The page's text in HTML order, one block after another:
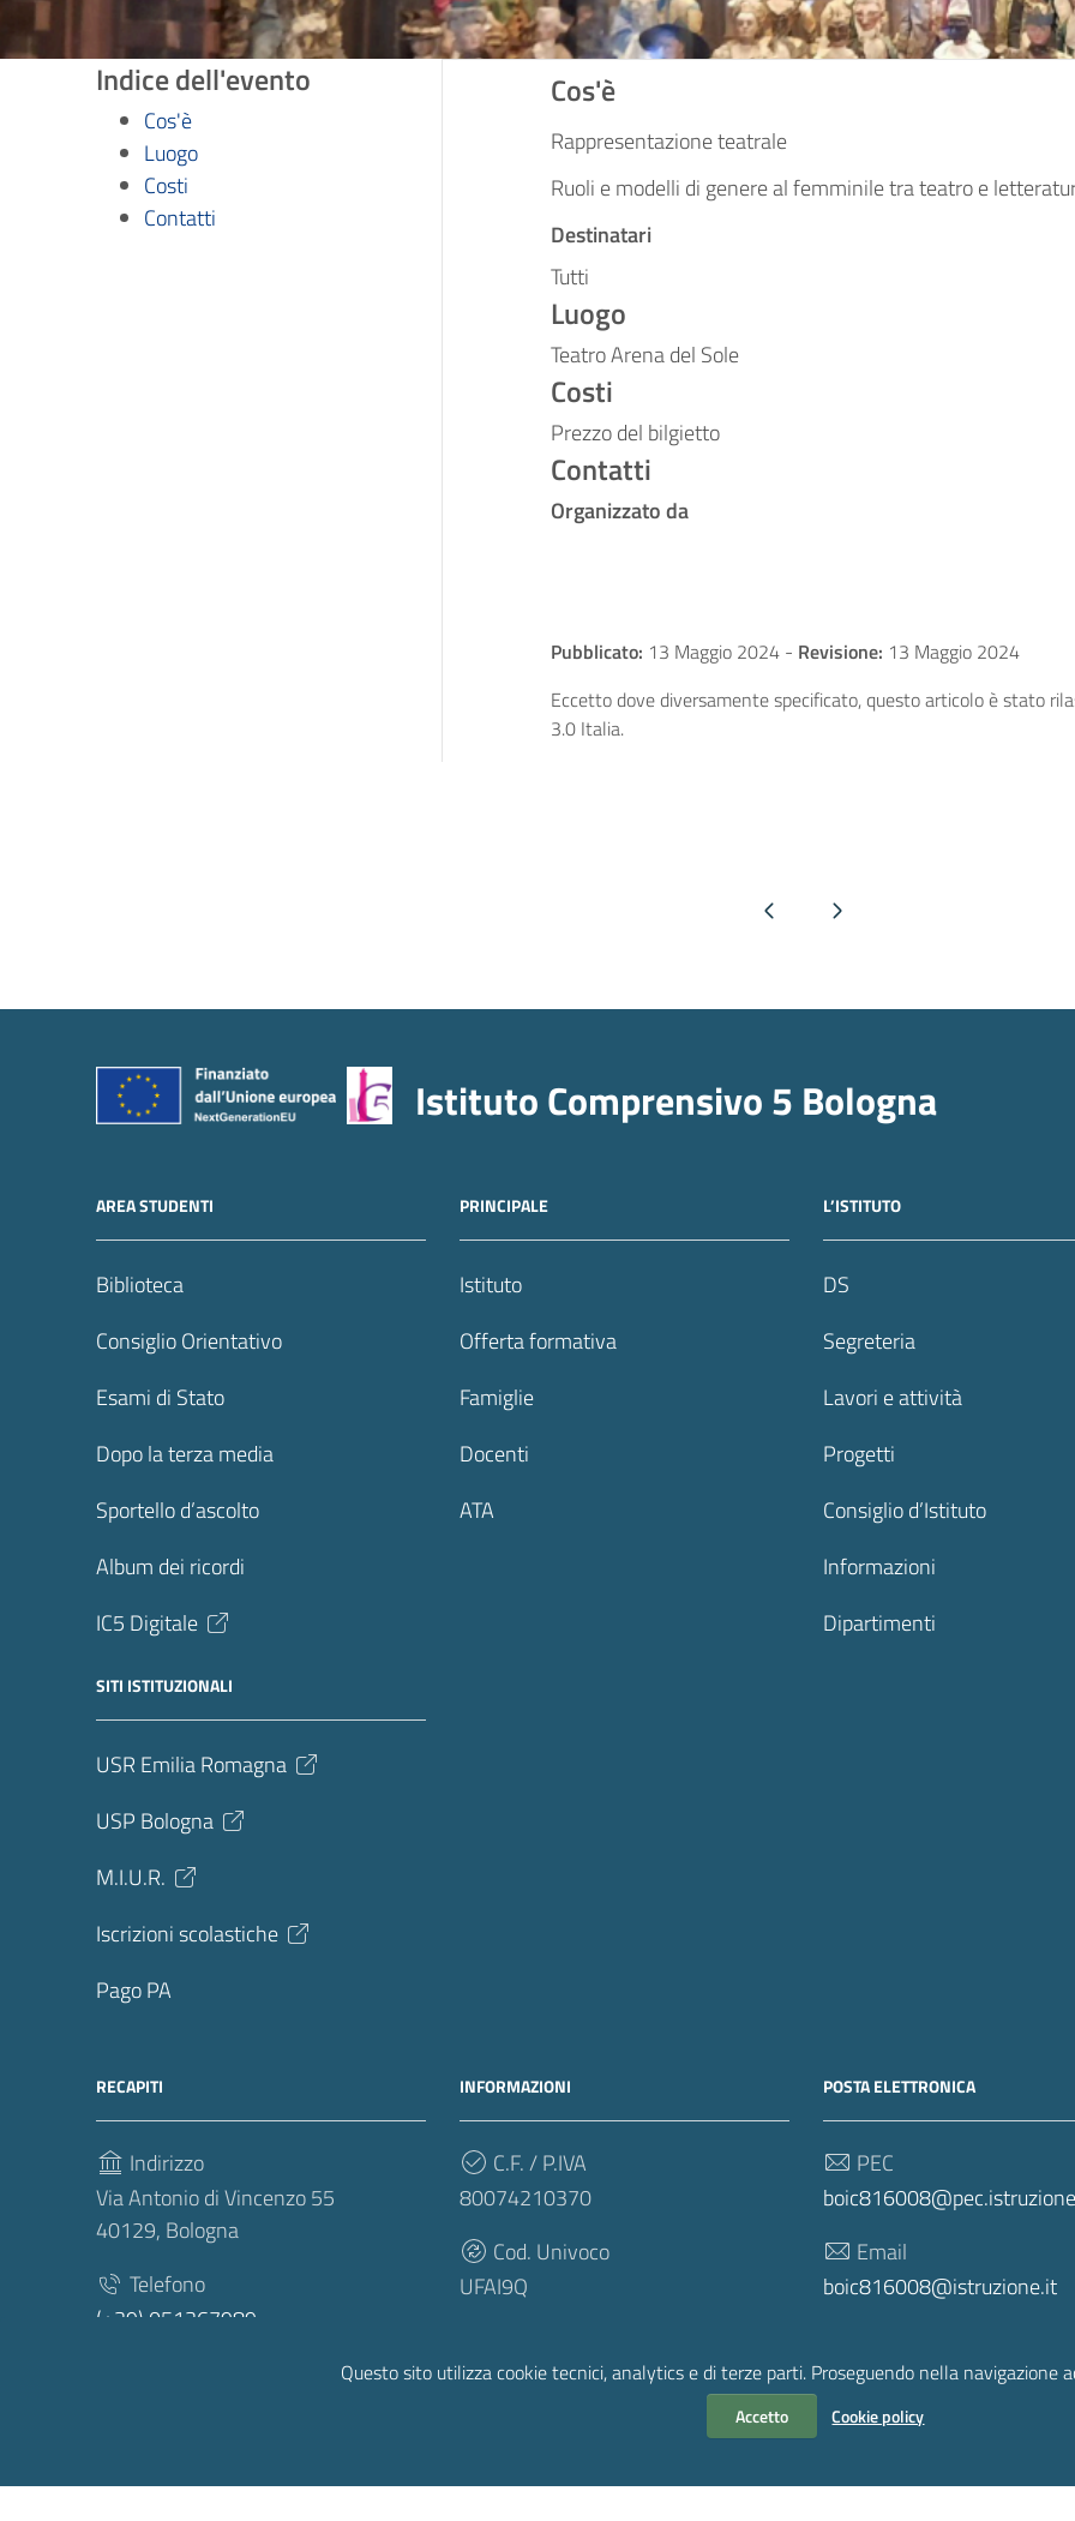
Questo sito utilizza cookie tecnici, analytics e di terze parti. Proseguendo nella navigazione
Accetto Cookie policy
Indice dell'evento
Cos'è
Luogo
Costi
Contatti
Cos'è
Rappresentazione teatrale
Ruoli e modelli di genere al femminile tra teatro e
Destinatari
Tutti
Luogo
Teatro Arena del Sole
Costi
Prezzo del bilgietto
Contatti
Organizzato da
Pubblicato: 13 Maggio 2024 - Revisione: 13 Maggio 2024
Eccetto dove diversamente specificato, questo articolo è stato
3.0 Italia.
Pagina precedentePagina successiva
Istituto Comprensivo 5 Bologna
AREA STUDENTI
Biblioteca
Consiglio Orientativo
Esami di Stato
Dopo la terza media
Sportello d’ascolto
Album dei ricordi
IC5 Digitale
PRINCIPALE
Istituto
Offerta formativa
Famiglie
Docenti
ATA
L’ISTITUTO
DS
Segreteria
Lavori e attività
Progetti
Consiglio d’Istituto
Informazioni
Dipartimenti
SITI ISTITUZIONALI
USR Emilia Romagna
USP Bologna
M.I.U.R.
Iscrizioni scolastiche
Pago PA
RECAPITI
Indirizzo
Via Antonio di Vincenzo 55
40129, Bologna
Telefono
(+39) 051367989
INFORMAZIONI
C.F. / P.IVA
80074210370
Cod. Univoco
UFAI9Q
POSTA ELETTRONICA
PEC
Email
boic816008@istruzione.it